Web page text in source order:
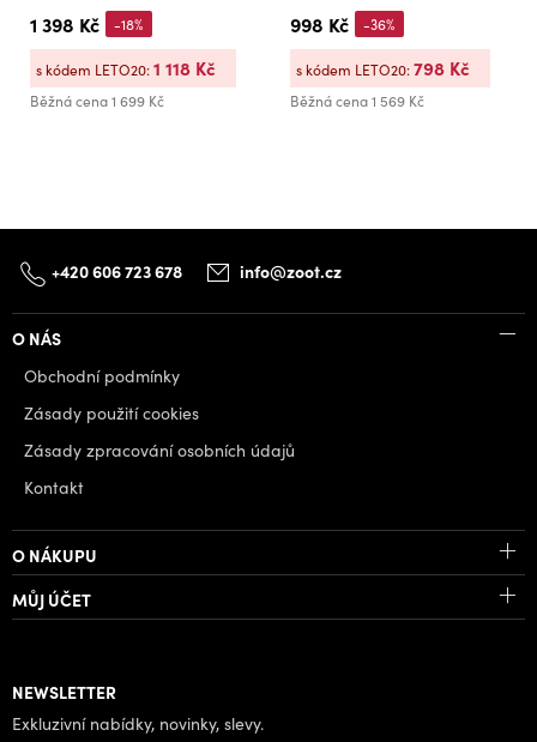
1 398 Kč
Běžná cena1 699 Kč
-18%
s kódem LETO20:1 118 Kč
998 Kč
Běžná cena1 569 Kč
-36%
s kódem LETO20:798 Kč
+420 606 723 678 info@zoot.cz
O NÁS
Obchodní podmínky
Zásady použití cookies
Zásady zpracování osobních údajů
Kontakt
O NÁKUPU
MŮJ ÚČET
NEWSLETTER
Exkluzivní nabídky, novinky, slevy.